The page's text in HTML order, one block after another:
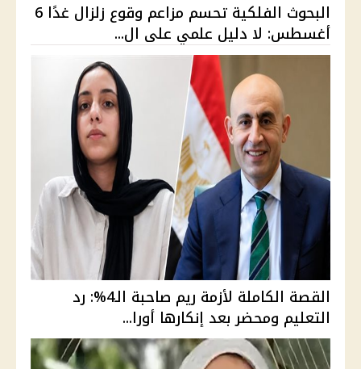
البحوث الفلكية تحسم مزاعم وقوع زلزال غدًا 6
أغسطس: لا دليل علمي على ال...
القصة الكاملة لأزمة ريم صاحبة الـ4%: رد
التعليم ومحضر بعد إنكارها أورا...